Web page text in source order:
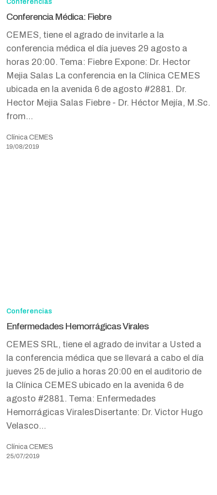
Conferencias
Conferencia Médica: Fiebre
CEMES, tiene el agrado de invitarle a la
conferencia médica el día jueves 29 agosto a
horas 20:00. Tema: Fiebre Expone: Dr. Hector
Mejia Salas La conferencia en la Clínica CEMES
ubicada en la avenida 6 de agosto #2881. Dr.
Hector Mejia Salas Fiebre - Dr. Héctor Mejía, M.Sc.
from…
Clínica CEMES
19/08/2019
Hemorrágicas
Conferencias
Enfermedades Hemorrágicas Virales
CEMES SRL, tiene el agrado de invitar a Usted a
la conferencia médica que se llevará a cabo el día
jueves 25 de julio a horas 20:00 en el auditorio de
la Clínica CEMES ubicado en la avenida 6 de
agosto #2881. Tema: Enfermedades
Hemorrágicas ViralesDisertante: Dr. Victor Hugo
Velasco…
Clínica CEMES
25/07/2019